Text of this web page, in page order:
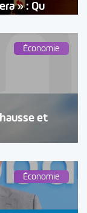
» : Qu
Économie
et
Économie